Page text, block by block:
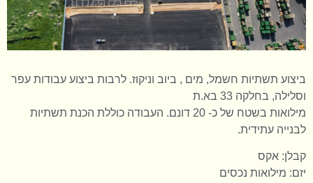
ביצוע תשתיות חשמל, מים , ביוב וניקוז. לרבות ביצוע עבודות עפר
וסלילה, בחלקה 33 בא.ת
מילואות בשטח של כ- 20 דונם. העבודה כוללת הכנת תשתיות
לבנייה עתידית.
קבלן: אקס
יזם: מילואות נכסים